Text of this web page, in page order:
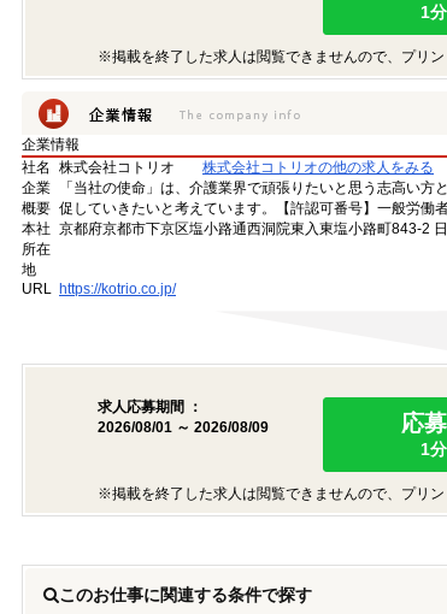
1
※掲載を終了した求人は閲覧できませんので、プリン
企業情報
社名
株式会社コトリオ
株式会社コトリオの他の求人をみる
企業
概要
「当社の使命」は、介護業界で頑張りたいと思う志高い
促していきたいと考えています。【許認可番号】一般労
本社
所在
地
京都府京都市下京区塩小路通西洞院東入東塩小路町843-2
URL https://kotrio.co.jp/
求人応募期間 ：
2026/08/01 ～ 2026/08/09
応
1
※掲載を終了した求人は閲覧できませんので、プリン
このお仕事に関連する条件で探す